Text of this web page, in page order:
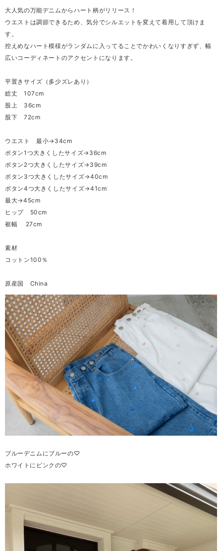
大人気の万能デニムからハート柄がリリース！
ウエストは調節できるため、気分でシルエットを変えて着用して頂けま
す。
控えめなハート模様がランダムに入ってることでかわいくなりすぎず、幅
広いコーディネートのアクセントになります。
平置きサイズ（多少ズレあり）
総丈 107cm
股上 36cm
股下 72cm
ウエスト 最小→34cm
ボタン1つ大きくしたサイズ→36cm
ボタン2つ大きくしたサイズ→39cm
ボタン3つ大きくしたサイズ→40cm
ボタン4つ大きくしたサイズ→41cm
最大→45cm
ヒップ 50cm
裾幅 27cm
素材
コットン100％
原産国 China
ブルーデニムにブルーの♡
ホワイトにピンクの♡